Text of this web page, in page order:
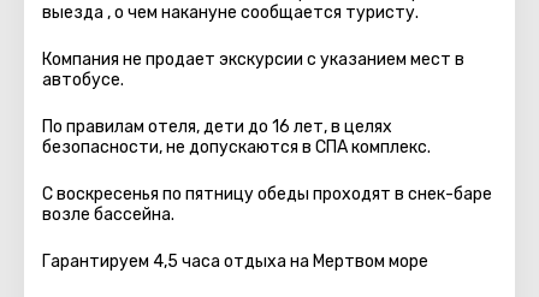
выезда , о чем накануне сообщается туристу.
Компания не продает экскурсии с указанием мест в
автобуcе.
По правилам отеля, дети до 16 лет, в целях
безопасности, не допускаются в СПА комплекс.
С воскресенья по пятницу обеды проходят в снек-баре
возле бассейна.
Гарантируем 4,5 часа отдыха на Мертвом море